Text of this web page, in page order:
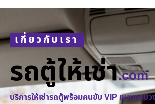
เกี่ยวกับเรา
รถตู้ให้เช่า.com
บริการให้เช่ารถตู้พร้อมคนขับ VIP แบบครบว